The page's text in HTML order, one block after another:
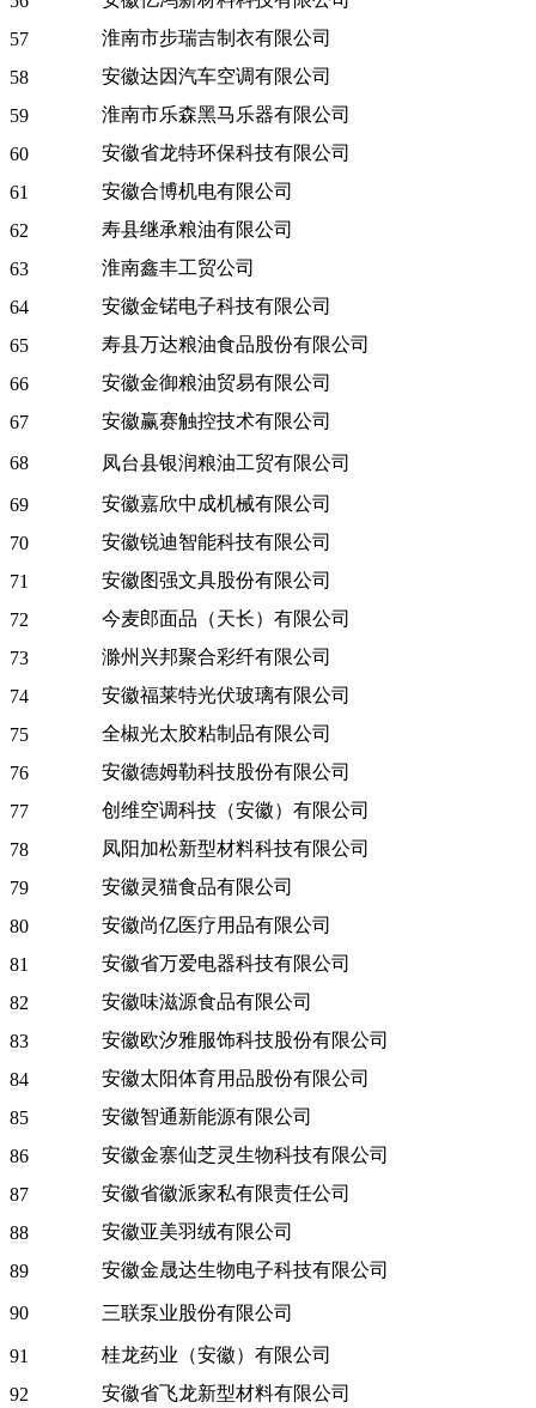
57
淮南市步瑞吉制衣有限公司
58
安徽达因汽车空调有限公司
59
淮南市乐森黑马乐器有限公司
60
安徽省龙特环保科技有限公司
61
安徽合博机电有限公司
62
寿县继承粮油有限公司
63
淮南鑫丰工贸公司
64
安徽金锘电子科技有限公司
65
寿县万达粮油食品股份有限公司
66
安徽金御粮油贸易有限公司
67
安徽赢赛触控技术有限公司
68 凤台县银润粮油工贸有限公司
69
安徽嘉欣中成机械有限公司
70
安徽锐迪智能科技有限公司
71
安徽图强文具股份有限公司
72
今麦郎面品（天长）有限公司
73
滁州兴邦聚合彩纤有限公司
74
安徽福莱特光伏玻璃有限公司
75
全椒光太胶粘制品有限公司
76
安徽德姆勒科技股份有限公司
77
创维空调科技（安徽）有限公司
78
凤阳加松新型材料科技有限公司
79
安徽灵猫食品有限公司
80
安徽尚亿医疗用品有限公司
81
安徽省万爱电器科技有限公司
82
安徽味滋源食品有限公司
83
安徽欧汐雅服饰科技股份有限公司
84
安徽太阳体育用品股份有限公司
85
安徽智通新能源有限公司
86
安徽金寨仙芝灵生物科技有限公司
87
安徽省徽派家私有限责任公司
88
安徽亚美羽绒有限公司
89
安徽金晟达生物电子科技有限公司
90 三联泵业股份有限公司
91
桂龙药业（安徽）有限公司
92
安徽省飞龙新型材料有限公司